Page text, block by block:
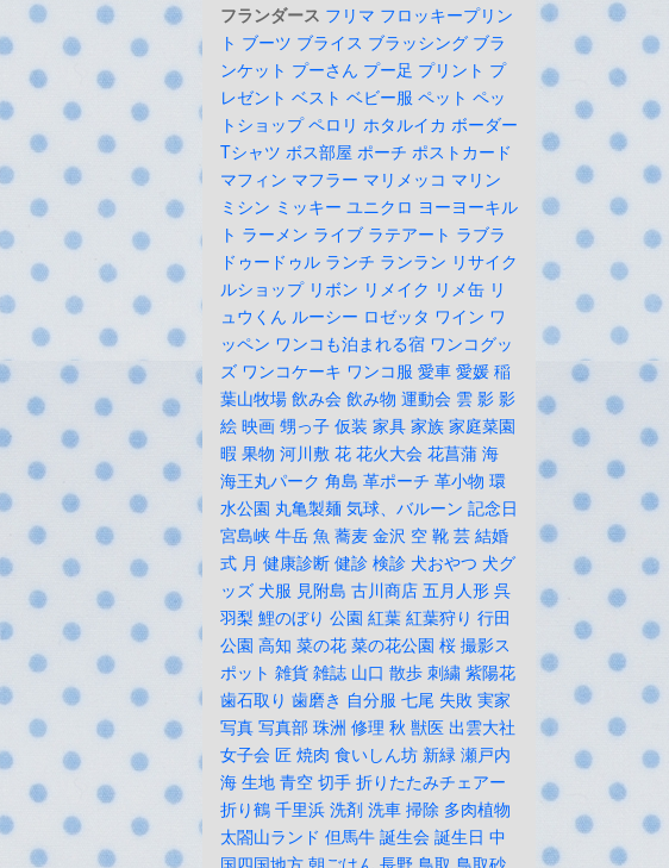
フランダース フリマ フロッキープリン
ト ブーツ ブライス ブラッシング ブラ
ンケット プーさん プー足 プリント プ
レゼント ベスト ベビー服 ペット ペッ
トショップ ペロリ ホタルイカ ボーダー
Tシャツ ボス部屋 ポーチ ポストカード
マフィン マフラー マリメッコ マリン
ミシン ミッキー ユニクロ ヨーヨーキル
ト ラーメン ライブ ラテアート ラブラ
ドゥードゥル ランチ ランラン リサイク
ルショップ リボン リメイク リメ缶 リ
ュウくん ルーシー ロゼッタ ワイン ワ
ッペン ワンコも泊まれる宿 ワンコグッ
ズ ワンコケーキ ワンコ服 愛車 愛媛 稲
葉山牧場 飲み会 飲み物 運動会 雲 影 影
絵 映画 甥っ子 仮装 家具 家族 家庭菜園
暇 果物 河川敷 花 花火大会 花菖蒲 海
海王丸パーク 角島 革ポーチ 革小物 環
水公園 丸亀製麺 気球、バルーン 記念日
宮島峡 牛岳 魚 蕎麦 金沢 空 靴 芸 結婚
式 月 健康診断 健診 検診 犬おやつ 犬グ
ッズ 犬服 見附島 古川商店 五月人形 呉
羽梨 鯉のぼり 公園 紅葉 紅葉狩り 行田
公園 高知 菜の花 菜の花公園 桜 撮影ス
ポット 雑貨 雑誌 山口 散歩 刺繍 紫陽花
歯石取り 歯磨き 自分服 七尾 失敗 実家
写真 写真部 珠洲 修理 秋 獣医 出雲大社
女子会 匠 焼肉 食いしん坊 新緑 瀬戸内
海 生地 青空 切手 折りたたみチェアー
折り鶴 千里浜 洗剤 洗車 掃除 多肉植物
太閤山ランド 但馬牛 誕生会 誕生日 中
国四国地方 朝ごはん 長野 鳥取 鳥取砂